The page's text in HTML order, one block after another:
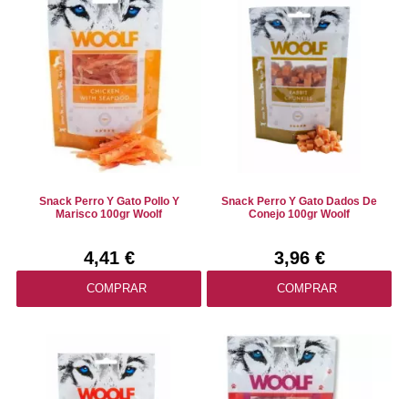
Snack Perro Y Gato Pollo Y
Marisco 100gr Woolf
4,41 €
COMPRAR
Snack Perro Y Gato Dados De
Conejo 100gr Woolf
3,96 €
COMPRAR